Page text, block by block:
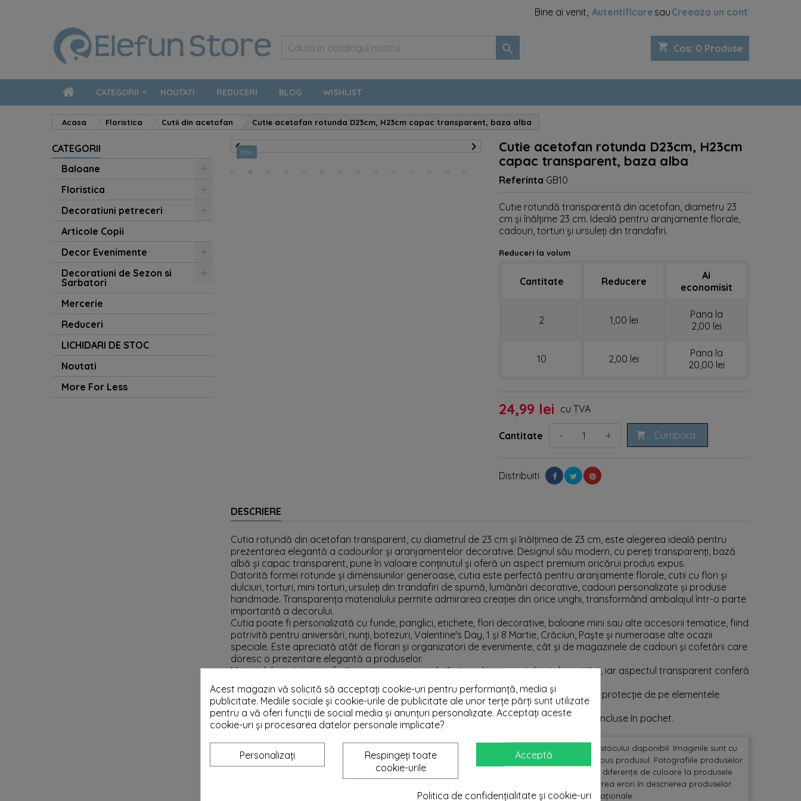
Bine ai venit, Autentificare sau Creeaza un cont
shopping_cart Cos: 0 Produse

CATEGORII NOUTATI REDUCERI BLOG WISHLIST
Acasa Floristica Cutii din acetofan Cutie acetofan rotunda D23cm, H23cm capac transparent, baza alba
CATEGORII
Baloane
Floristica
Decoratiuni petreceri
Articole Copii
Decor Evenimente
Decoratiuni de Sezon si
Sarbatori
Mercerie
Reduceri
LICHIDARI DE STOC
Noutati
More For Less
Nou
 
Cutie acetofan rotunda D23cm, H23cm
capac transparent, baza alba
Referinta GB10
Cutie rotundă transparentă din acetofan, diametru 23
cm și înălțime 23 cm. Ideală pentru aranjamente florale,
cadouri, torturi și ursuleți din trandafiri.
Reduceri la volum
Cantitate Reducere
Ai
economisit
2 1,00 lei
Pana la
2,00 lei
10 2,00 lei
Pana la
20,00 lei
24,99 lei cu TVA
Cantitate - +  Cumpara
Distribuiti
DESCRIERE
Cutia rotundă din acetofan transparent, cu diametrul de 23 cm și înălțimea de 23 cm, este alegerea ideală pentru
prezentarea elegantă a cadourilor și aranjamentelor decorative. Designul său modern, cu pereți transparenți, bază
albă și capac transparent, pune în valoare conținutul și oferă un aspect premium oricărui produs expus.
Datorită formei rotunde și dimensiunilor generoase, cutia este perfectă pentru aranjamente florale, cutii cu flori și
dulciuri, torturi, mini torturi, ursuleți din trandafiri de spumă, lumânări decorative, cadouri personalizate și produse
handmade. Transparența materialului permite admirarea creației din orice unghi, transformând ambalajul într-o parte
importantă a decorului.
Cutia poate fi personalizată cu funde, panglici, etichete, flori decorative, baloane mini sau alte accesorii tematice, fiind
potrivită pentru aniversări, nunți, botezuri, Valentine's Day, 1 și 8 Martie, Crăciun, Paște și numeroase alte ocazii
speciale. Este apreciată atât de florari și organizatori de evenimente, cât și de magazinele de cadouri și cofetării care
doresc o prezentare elegantă a produselor.
Materialele rezistente oferă protecție conținutului în timpul transportului și depozitării, iar aspectul transparent conferă
un efect vizual spectaculos, evidențiind frumusețea aranjamentului din interior.
Atenție:Pentru un aspect perfect transparent, se recomandă îndepărtarea foliei de protecție de pe elementele
transparente înainte de asamblare și utilizare.
Notă:Panglicile, florile și celelalte accesorii decorative prezentate în imagini nu sunt incluse în pachet.
Expedierea comenzii în 1-2 zile lucratoare. Orice produs prezentat pe site este valabil in limita stocului disponibil. Imaginile sunt cu
caracter informativ, culorile pot varia în funcție de setările monitorului și lumina la care este expus produsul. Fotografiile produselor
sunt editate minim pentru a reflecta cât mai fidel culoarea produsului. Totuși, pot exista mici diferențe de culoare la produsele
naturale sau în funcție de lot. Actualizăm în permanență informațiile de pe site, dar pot apărea erori în descrierea produselor.
Specificațiile și prețurile pot fi modificate sau pot exista erori operaționale.
Acest magazin vă solicită să acceptați cookie-uri pentru performanță, media și
publicitate. Mediile sociale și cookie-urile de publicitate ale unor terțe părți sunt utilizate
pentru a vă oferi funcții de social media și anunțuri personalizate. Acceptați aceste
cookie-uri și procesarea datelor personale implicate?
Acceptă
Respingeți toate
cookie-urile
Personalizați
Politica de confidențialitate și cookie-uri